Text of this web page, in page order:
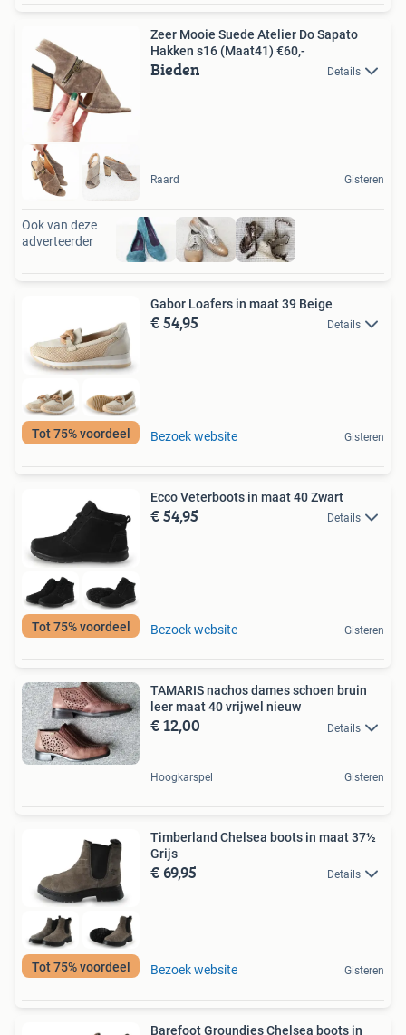
Zeer Mooie Suede Atelier Do Sapato
Hakken s16 (Maat41) €60,-
Bieden Details
Raard Gisteren
Ook van deze
adverteerder
Tot 75% voordeel
Gabor Loafers in maat 39 Beige
€ 54,95 Details
Bezoek website Gisteren
Tot 75% voordeel
Ecco Veterboots in maat 40 Zwart
€ 54,95 Details
Bezoek website Gisteren
TAMARIS nachos dames schoen bruin
leer maat 40 vrijwel nieuw
€ 12,00 Details
Hoogkarspel Gisteren
Tot 75% voordeel
Timberland Chelsea boots in maat 37½
Grijs
€ 69,95 Details
Bezoek website Gisteren
Barefoot Groundies Chelsea boots in